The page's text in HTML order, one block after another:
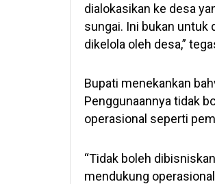
dialokasikan ke desa
sungai. Ini bukan untuk
dikelola oleh desa,”
Bupati menekankan
Penggunaannya tidak
operasional seperti
“Tidak boleh
mendukung